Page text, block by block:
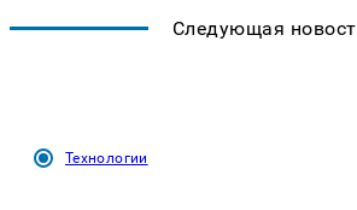
Следующая
Технологии